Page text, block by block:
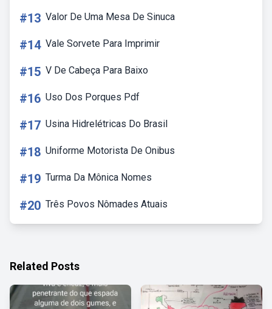
#13 Valor De Uma Mesa De Sinuca
#14 Vale Sorvete Para Imprimir
#15 V De Cabeça Para Baixo
#16 Uso Dos Porques Pdf
#17 Usina Hidrelétricas Do Brasil
#18 Uniforme Motorista De Onibus
#19 Turma Da Mônica Nomes
#20 Três Povos Nômades Atuais
Related Posts